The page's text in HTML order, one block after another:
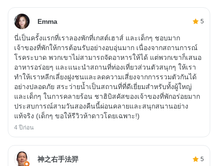
Emma 5
นี่เป็นครั้งแรกที่เราลองพักที่เกสต์เฮาส์ และเด็กๆ ชอบมาก
เจ้าของที่พักให้การต้อนรับอย่างอบอุ่นมาก เนื่องจากสถานการณ์
โรคระบาด พวกเขาไม่สามารถจัดอาหารให้ได้ แต่พวกเขาก็เสนอ
อาหารอร่อยๆ และแนะนำสถานที่ท่องเที่ยวส่วนตัวสนุกๆ ให้เรา
ทำให้เราหลีกเลี่ยงฝูงชนและลดความเสี่ยงจากการรวมตัวกันได้
อย่างปลอดภัย สระว่ายน้ำเป็นสถานที่ที่ดีเยี่ยมสำหรับทั้งผู้ใหญ่
และเด็กๆ ในการคลายร้อน ชาฮิบิสคัสของเจ้าของที่พักอร่อยมาก
ประสบการณ์สามวันสองคืนนี้ผ่อนคลายและสนุกสนานอย่าง
แท้จริง (เด็กๆ ขอให้รีวิวห้าดาวโดยเฉพาะ!)
4 ปีก่อน
神之右手法羿 5